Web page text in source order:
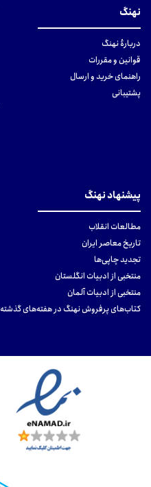
نهنگ
دربارهٔ نهنگ
قوانین و مقررات
راهنمای خرید و ارسال
پشتیبانی
پیشنهاد نهنگ
مطالعات انقلاب
تاریخ معاصر ایران
تجدید چاپی‌ها
منتخبی از ادبیات انگلستان
منتخبی از ادبیات آلمان
کتاب‌های پرفروش نهنگ در هفته‌های گذشته